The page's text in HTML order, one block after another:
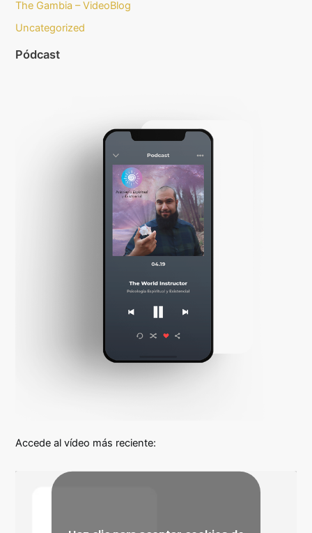
The Gambia – VideoBlog
Uncategorized
Pódcast
Accede al vídeo más reciente: